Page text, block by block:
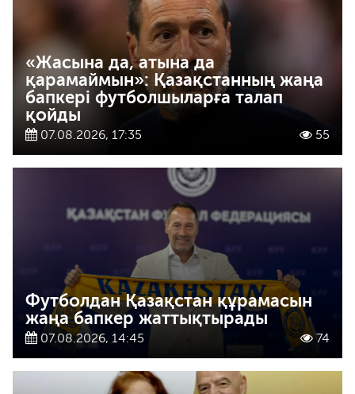
«Жасына да, атына да
қарамаймын»: Қазақстанның жаңа
бапкері футболшыларға талап
қойды
07.08.2026, 17:35 55
Футболдан Қазақстан құрамасын
жаңа бапкер жаттықтырады
07.08.2026, 14:45 74